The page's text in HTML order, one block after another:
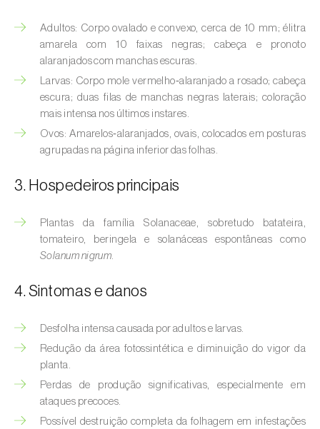
Afídeo-lanígero-das-macieiras (
Eriosoma
lanigerum
Afídeo-negro-do-feijão (Aphis fabae)
Afídeo-negro-do-pessegueiro
(
Brachycaudus persicae )
Afídeo-verde-da-ameixeira (
Afídeo-verde-da-amendoeira
Brachycaudus amygdalinus
Afídeo-verde-da-macieira (
Afídeo-verde-dos-citrinos (Aphis
spiraecola)
Afídeos
Alfinetes (Agriotes spp.
Adultos: Corpo ovalado e convexo, cerca de 10 mm; élitra
amarela com 10 faixas negras; cabeça e pronoto
alaranjados com manchas escuras.
Larvas: Corpo mole vermelho‑alaranjado a rosado; cabeça
escura; duas filas de manchas negras laterais; coloração
mais intensa nos últimos instares.
Ovos: Amarelos‑alaranjados, ovais, colocados em posturas
agrupadas na página inferior das folhas.
3. Hospedeiros principais
Plantas da família Solanaceae, sobretudo batateira,
tomateiro, beringela e solanáceas espontâneas como
Solanum nigrum.
4. Sintomas e danos
Desfolha intensa causada por adultos e larvas.
Redução da área fotossintética e diminuição do vigor da
planta.
Perdas de produção significativas, especialmente em
ataques precoces.
Possível destruição completa da folhagem em infestações